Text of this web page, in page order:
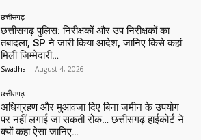
छत्तीसगढ़
छत्तीसगढ़ पुलिस: निरीक्षकों और उप निरीक्षकों का
तबादला, SP ने जारी किया आदेश, जानिए किसे कहां
मिली जिम्मेदारी…
Swadha - August 4, 2026
छत्तीसगढ़
अधिग्रहण और मुआवजा दिए बिना जमीन के उपयोग
पर नहीं लगाई जा सकती रोक… छत्तीसगढ़ हाईकोर्ट ने
क्यों कहा ऐसा जानिए…